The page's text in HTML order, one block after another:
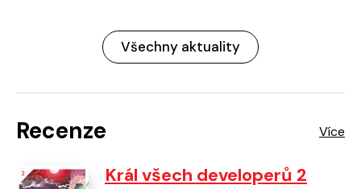
Všechny aktuality
Recenze
Král všech developerů 2